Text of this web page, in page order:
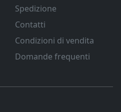
Spedizione
Contatti
Condizioni di vendita
Domande frequenti